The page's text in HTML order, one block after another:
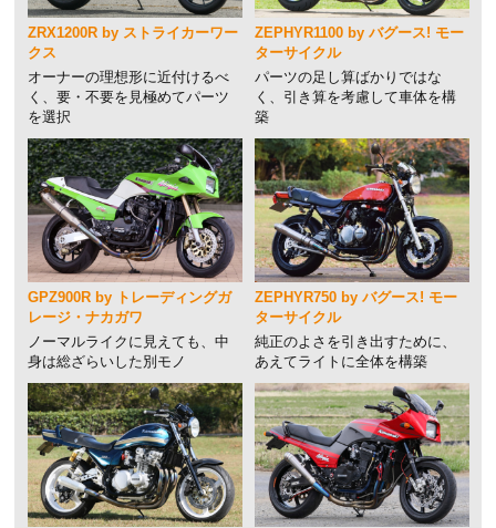
ZRX1200R by ストライカーワー
クス
オーナーの理想形に近付けるべ
く、要・不要を見極めてパーツ
を選択
ZEPHYR1100 by バグース! モー
ターサイクル
パーツの足し算ばかりではな
く、引き算を考慮して車体を構
築
GPZ900R by トレーディングガ
レージ・ナカガワ
ノーマルライクに見えても、中
身は総ざらいした別モノ
ZEPHYR750 by バグース! モー
ターサイクル
純正のよさを引き出すために、
あえてライトに全体を構築